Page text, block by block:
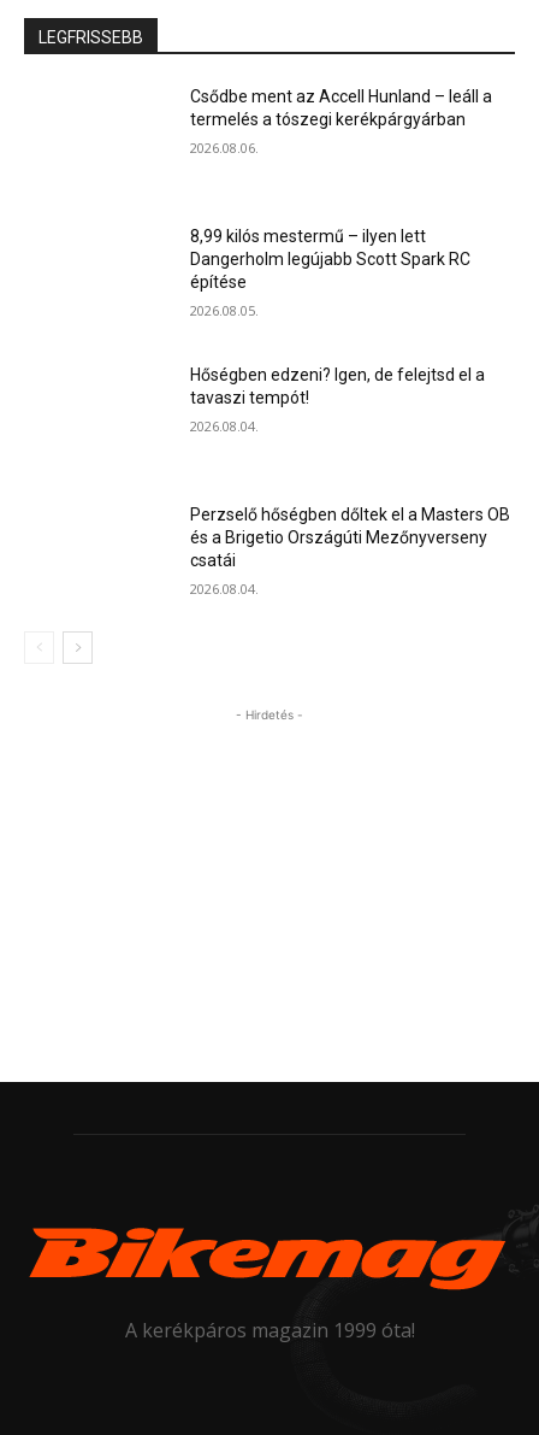
LEGFRISSEBB
Csődbe ment az Accell Hunland – leáll a
termelés a tószegi kerékpárgyárban
2026.08.06.
8,99 kilós mestermű – ilyen lett
Dangerholm legújabb Scott Spark RC
építése
2026.08.05.
Hőségben edzeni? Igen, de felejtsd el a
tavaszi tempót!
2026.08.04.
Perzselő hőségben dőltek el a Masters OB
és a Brigetio Országúti Mezőnyverseny
csatái
2026.08.04.
- Hirdetés -
A kerékpáros magazin 1999 óta!